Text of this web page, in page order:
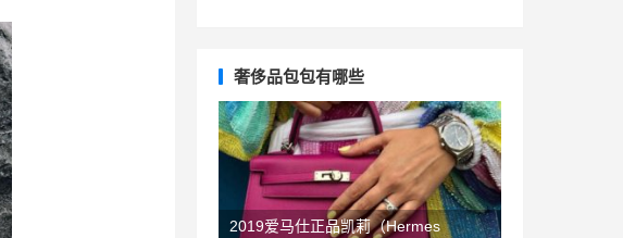
奢侈品包包有哪些
2019爱马仕正品凯莉（Hermes